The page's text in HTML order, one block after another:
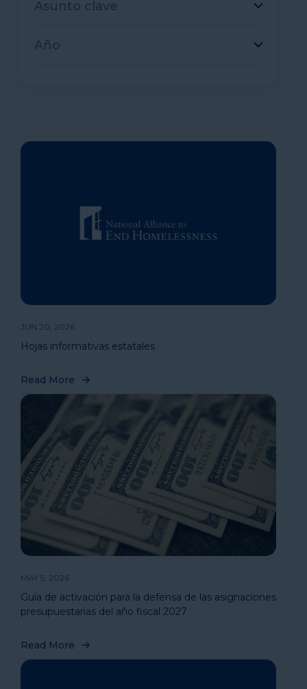
Asunto clave
Año
JUN 20, 2026
Hojas informativas estatales
Read More
MAY 5, 2026
Guía de activación para la defensa de las asignaciones
presupuestarias del año fiscal 2027
Read More